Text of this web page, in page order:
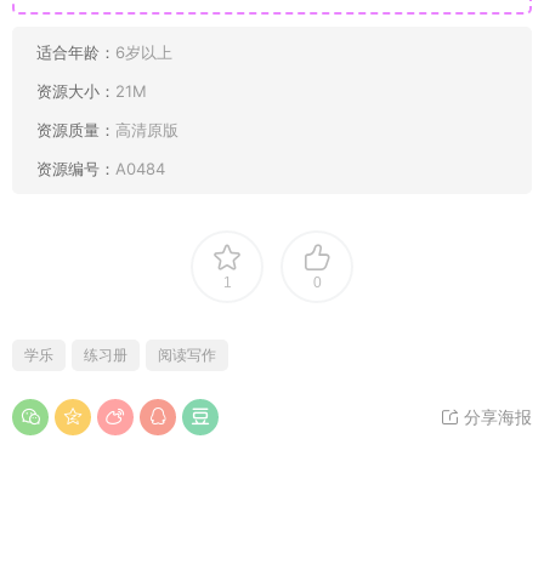
适合年龄： 6岁以上
资源大小： 21M
资源质量： 高清原版
资源编号： A0484
1 0
学乐 练习册 阅读写作
分享海报